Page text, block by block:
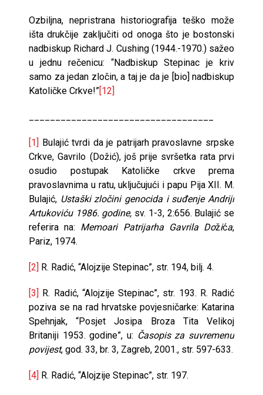
Ozbiljna, nepristrana historiografija teško može
išta drukčije zaključiti od onoga što je bostonski
nadbiskup Richard J. Cushing (1944.-1970.) sažeo
u jednu rečenicu: “Nadbiskup Stepinac je kriv
samo za jedan zločin, a taj je da je [bio] nadbiskup
Katoličke Crkve!” [12]
[1]
Bulajić tvrdi da je patrijarh pravoslavne srpske
Crkve, Gavrilo (Dožić), još prije svršetka rata prvi
osudio postupak Katoličke crkve prema
pravoslavnima u ratu, uključujući i papu Pija XII. M.
Bulajić, Ustaški zločini genocida i suđenje Andriji
Artukoviću 1986. godine, sv. 1-3, 2:656. Bulajić se
referira na: Memoari Patrijarha Gavrila Dožića,
Pariz, 1974.
[2] R. Radić, “Alojzije Stepinac”, str. 194, bilj. 4.
[3]
R. Radić, “Alojzije Stepinac”, str. 193. R. Radić
poziva se na rad hrvatske povjesničarke: Katarina
Spehnjak, “Posjet Josipa Broza Tita Velikoj
Britaniji 1953. godine”, u: Časopis za suvremenu
povijest, god. 33, br. 3, Zagreb, 2001., str. 597-633.
[4] R. Radić, “Alojzije Stepinac”, str. 197.